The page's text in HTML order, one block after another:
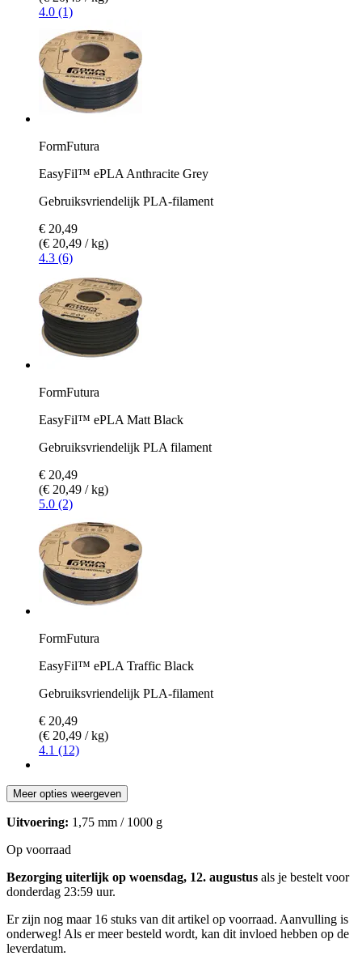
4.0 (1)
FormFutura
EasyFil™ ePLA Anthracite Grey
Gebruiksvriendelijk PLA-filament
€ 20,49
(€ 20,49 / kg)
4.3 (6)
FormFutura
EasyFil™ ePLA Matt Black
Gebruiksvriendelijk PLA filament
€ 20,49
(€ 20,49 / kg)
5.0 (2)
FormFutura
EasyFil™ ePLA Traffic Black
Gebruiksvriendelijk PLA-filament
€ 20,49
(€ 20,49 / kg)
4.1 (12)
Meer opties weergeven
Uitvoering: 1,75 mm / 1000 g
Op voorraad
Bezorging uiterlijk op woensdag, 12. augustus als je bestelt voor
donderdag 23:59 uur.
Er zijn nog maar 16 stuks van dit artikel op voorraad. Aanvulling is
onderweg! Als er meer besteld wordt, kan dit invloed hebben op de
leverdatum.